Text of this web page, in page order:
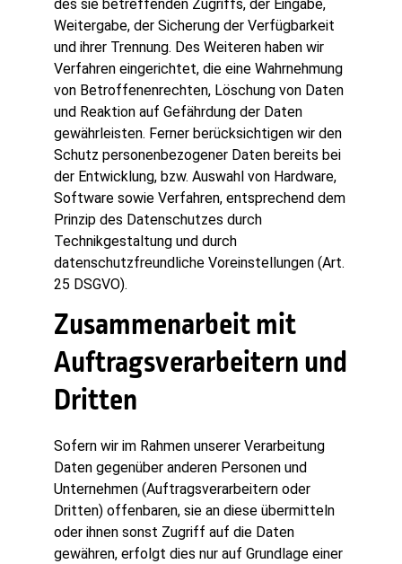
des sie betreffenden Zugriffs, der Eingabe,
Weitergabe, der Sicherung der Verfügbarkeit
und ihrer Trennung. Des Weiteren haben wir
Verfahren eingerichtet, die eine Wahrnehmung
von Betroffenenrechten, Löschung von Daten
und Reaktion auf Gefährdung der Daten
gewährleisten. Ferner berücksichtigen wir den
Schutz personenbezogener Daten bereits bei
der Entwicklung, bzw. Auswahl von Hardware,
Software sowie Verfahren, entsprechend dem
Prinzip des Datenschutzes durch
Technikgestaltung und durch
datenschutzfreundliche Voreinstellungen (Art.
25 DSGVO).
Zusammenarbeit mit
Auftragsverarbeitern und
Dritten
Sofern wir im Rahmen unserer Verarbeitung
Daten gegenüber anderen Personen und
Unternehmen (Auftragsverarbeitern oder
Dritten) offenbaren, sie an diese übermitteln
oder ihnen sonst Zugriff auf die Daten
gewähren, erfolgt dies nur auf Grundlage einer